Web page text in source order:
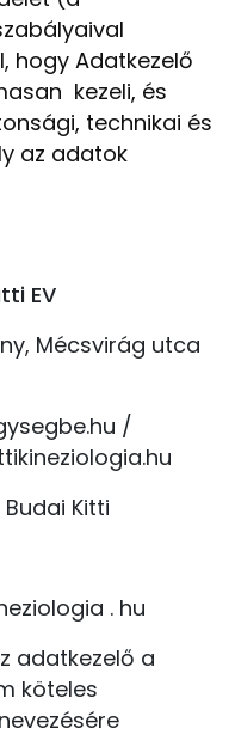
hogy Adatkezelő
kezeli, és
technikai és
az adatok
EV
Mécsvirág utca
/
Kitti
. hu
adatkezelő a
köteles